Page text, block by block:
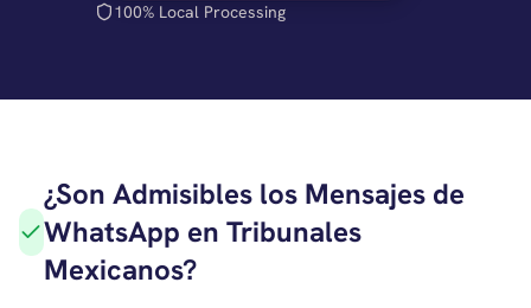
100% Local Processing
¿Son Admisibles los Mensajes de
WhatsApp en Tribunales
Mexicanos?